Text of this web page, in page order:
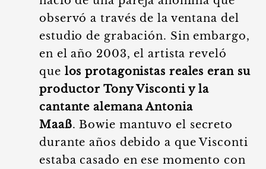
observó a través de la ventana del
estudio de grabación. Sin embargo,
en el año 2003, el artista reveló
que los protagonistas reales eran su
productor Tony Visconti y la
cantante alemana Antonia
Maaß. Bowie mantuvo el secreto
durante años debido a que Visconti
estaba casado en ese momento con